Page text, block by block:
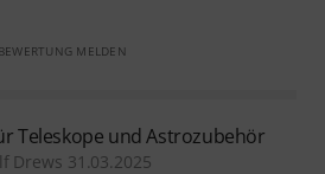
BEWERTUNG MELDEN
Teleskope und Astrozubehör
Drews 31.03.2025